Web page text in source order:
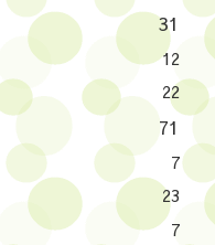
31
12
22
71
7
23
7